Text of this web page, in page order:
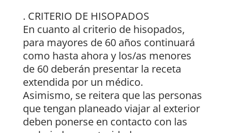
. CRITERIO DE HISOPADOS
En cuanto al criterio de hisopados,
para mayores de 60 años continuará
como hasta ahora y los/as menores
de 60 deberán presentar la receta
extendida por un médico.
Asimismo, se reitera que las personas
que tengan planeado viajar al exterior
deben ponerse en contacto con las